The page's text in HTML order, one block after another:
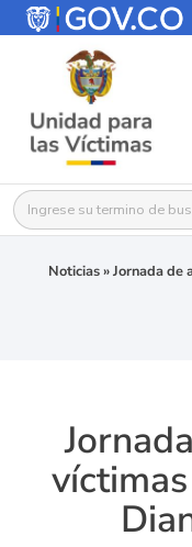
Buscar:
Noticias»Jornada de